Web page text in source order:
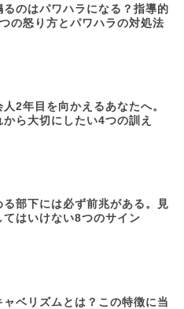
るのはパワハラになる？指導的
の怒り方とパワハラの対処法
人2年目を向かえるあなたへ。
から大切にしたい4つの訓え
る部下には必ず前兆がある。見
てはいけない8つのサイン
ャベリズムとは？この特徴に当